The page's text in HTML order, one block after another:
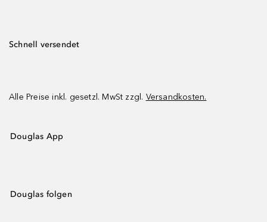
Schnell versendet
Alle Preise inkl. gesetzl. MwSt zzgl. Versandkosten.
Douglas App
Douglas folgen